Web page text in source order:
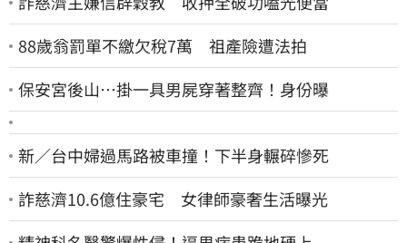
88歲翁罰單不繳欠稅7萬 祖產險遭法拍
保安宮後山…掛一具男屍穿著整齊！身份曝
新／台中婦過馬路被車撞！下半身輾碎慘死
詐慈濟10.6億住豪宅 女律師豪奢生活曝光